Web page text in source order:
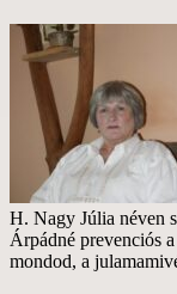
H. Nagy Júlia néven
Árpádné prevenciós
mondod, a